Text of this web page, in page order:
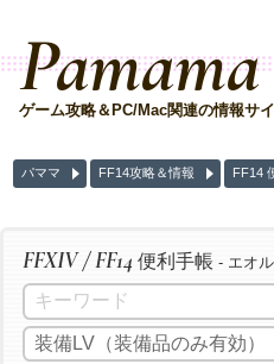
Pamama
ゲーム攻略＆PC/Mac関連の情報サ
パママ FF14攻略＆情報 FF14
FFXIV / FF14 便利手帳 - エオ